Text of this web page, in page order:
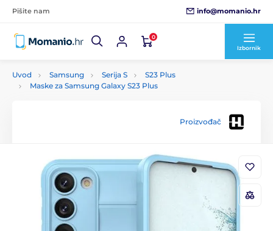
Pišite nam info@momanio.hr
0
Izbornik
Uvod Samsung Serija S
S23 Plus
Maske za Samsung Galaxy S23 Plus
Proizvođač